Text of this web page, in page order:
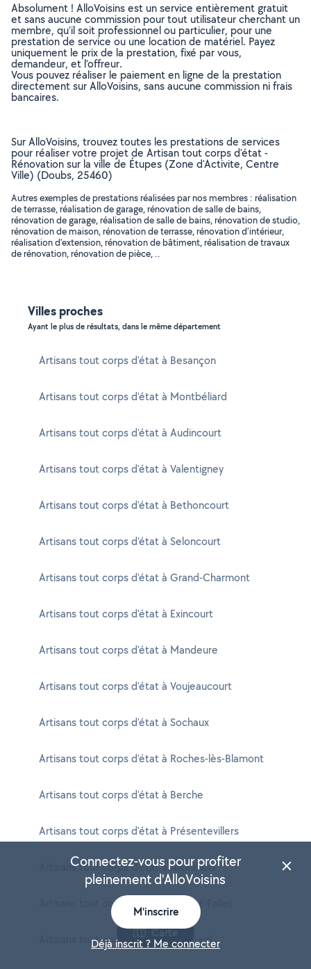
Absolument ! AlloVoisins est un service entièrement gratuit
et sans aucune commission pour tout utilisateur cherchant un
membre, qu’il soit professionnel ou particulier, pour une
prestation de service ou une location de matériel. Payez
uniquement le prix de la prestation, fixé par vous,
demandeur, et l’offreur.
Vous pouvez réaliser le paiement en ligne de la prestation
directement sur AlloVoisins, sans aucune commission ni frais
bancaires.
Sur AlloVoisins, trouvez toutes les prestations de services
pour réaliser votre projet de Artisan tout corps d'état -
Rénovation sur la ville de Étupes (Zone d'Activite, Centre
Ville) (Doubs, 25460)
Autres exemples de prestations réalisées par nos membres : réalisation
de terrasse, réalisation de garage, rénovation de salle de bains,
rénovation de garage, réalisation de salle de bains, rénovation de studio,
rénovation de maison, rénovation de terrasse, rénovation d'intérieur,
réalisation d'extension, rénovation de bâtiment, réalisation de travaux
de rénovation, rénovation de pièce, ..
Villes proches
Ayant le plus de résultats, dans le même département
Artisans tout corps d'état à Besançon
Artisans tout corps d'état à Montbéliard
Artisans tout corps d'état à Audincourt
Artisans tout corps d'état à Valentigney
Artisans tout corps d'état à Bethoncourt
Artisans tout corps d'état à Seloncourt
Artisans tout corps d'état à Grand-Charmont
Artisans tout corps d'état à Exincourt
Artisans tout corps d'état à Mandeure
Artisans tout corps d'état à Voujeaucourt
Artisans tout corps d'état à Sochaux
Artisans tout corps d'état à Roches-lès-Blamont
Artisans tout corps d'état à Berche
Artisans tout corps d'état à Présentevillers
Artisans tout corps d'état à Allondans
Artisans tout corps d'état à Oye-et-Pallet
Artisans tout corps d'état à Brognard
Carte
Connectez-vous pour profiter
pleinement d'AlloVoisins
M'inscrire
Déjà inscrit ? Me connecter